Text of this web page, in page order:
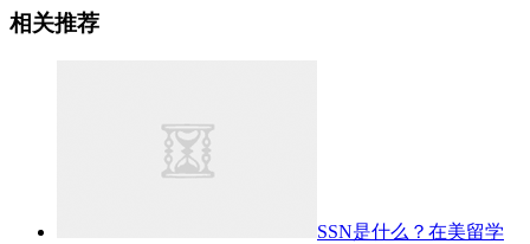
相关推荐
SSN是什么？在美留学